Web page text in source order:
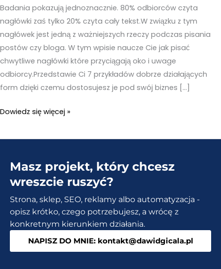
Badania pokazują jednoznacznie. 80% odbiorców czyta
nagłówki zaś tylko 20% czyta cały tekst.W związku z tym
nagłówek jest jedną z ważniejszych rzeczy podczas pisania
postów czy bloga. W tym wpisie naucze Cie jak pisać
chwytliwe nagłówki które przyciągają oko i uwage
odbiorcy.Przedstawie Ci 7 przykładów dobrze działających
form dzięki czemu dostosujesz je pod swój biznes […]
Jak
dobry
praktycznych
Dowiedz się więcej »
Masz projekt, który chcesz
wreszcie ruszyć?
Strona, sklep, SEO, reklamy albo automatyzacja -
opisz krótko, czego potrzebujesz, a wrócę z
konkretnym kierunkiem działania.
NAPISZ DO MNIE: kontakt@dawidgicala.pl